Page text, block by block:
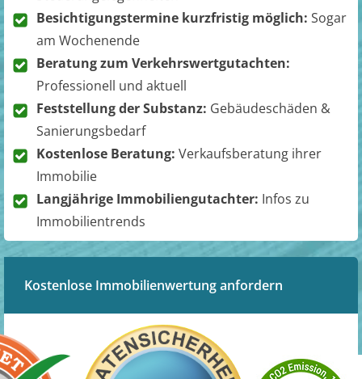
Besichtigungstermine kurzfristig möglich: Sogar
am Wochenende
Beratung zum Verkehrswertgutachten:
Professionell und aktuell
Feststellung der Substanz: Gebäudeschäden &
Sanierungsbedarf
Kostenlose Beratung: Verkaufsberatung ihrer
Immobilie
Langjährige Immobiliengutachter: Infos zu
Immobilientrends
Kostenlose Immobilienwertung anfordern